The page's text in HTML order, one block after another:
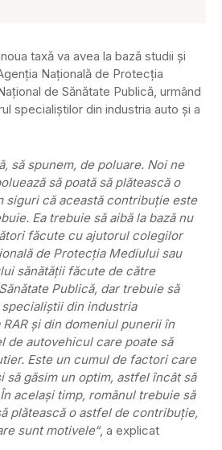
taxă va avea la bază studii şi
Naţională de Protecţia
de Sănătate Publică, urmând
specialiştilor din industria auto şi a
să spunem, de poluare. Noi ne
să poată să plătească o
siguri că această contribuţie este
Ea trebuie să aibă la bază nu
făcute cu ajutorul colegilor
de Protecţia Mediului sau
sănătăţii făcute de către
Publică, dar trebuie să
din industria
şi din domeniul punerii în
de autovehicul care poate să
Este un cumul de factori care
să găsim un optim, astfel încât să
acelaşi timp, românul trebuie să
plătească o astfel de contribuţie,
sunt motivele“, a explicat